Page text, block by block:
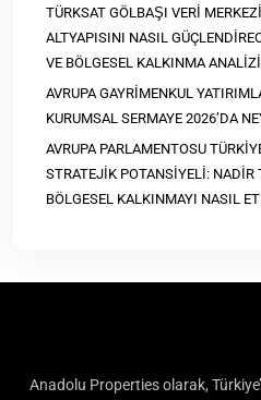
TÜRKSAT GÖLBAŞI VERİ
ALTYAPISINI NASIL
VE BÖLGESEL KALKINMA ANALİZİ
AVRUPA GAYRİMENKUL
KURUMSAL SERMAYE 2026’DA
AVRUPA PARLAMENTOSU
STRATEJİK POTANSİYELİ: NADİR
BÖLGESEL KALKINMAYI NASIL
Anadolu Properties olarak,